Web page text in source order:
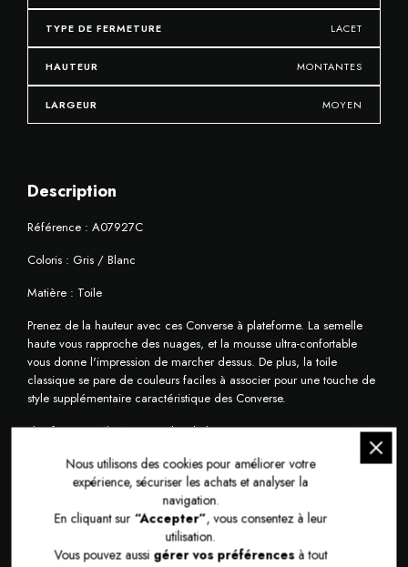
TYPE DE FERMETURE LACET
HAUTEUR MONTANTES
LARGEUR MOYEN
Description
Référence : A07927C
Coloris : Gris / Blanc
Matière : Toile
Prenez de la hauteur avec ces Converse à plateforme. La semelle
haute vous rapproche des nuages, et la mousse ultra-confortable
vous donne l'impression de marcher dessus. De plus, la toile
classique se pare de couleurs faciles à associer pour une touche de
style supplémentaire caractéristique des Converse.
Plateforme surélevée pour plus de hauteur
Nous utilisons des cookies pour améliorer votre
expérience, sécuriser les achats et analyser la
navigation.
En cliquant sur “Accepter”, vous consentez à leur
utilisation.
Vous pouvez aussi gérer vos préférencesà tout